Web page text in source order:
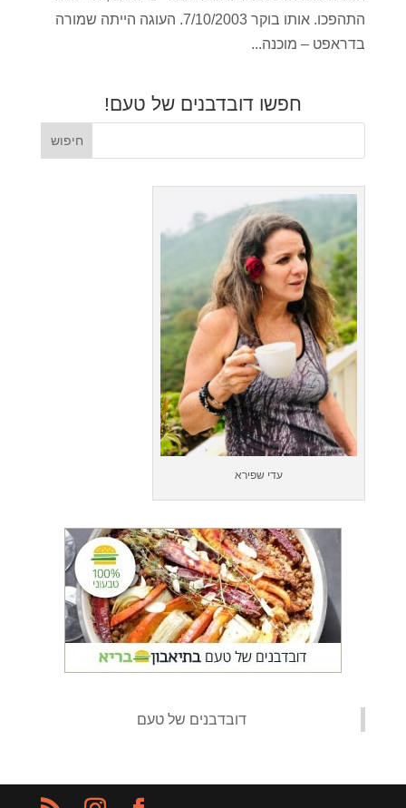
התהפכו. אותו בוקר 7/10/2003. העוגה הייתה שמורה
בדראפט – מוכנה...
חפשו דובדבנים של טעם!
עדי שפירא
‏דובדבנים של טעם‏